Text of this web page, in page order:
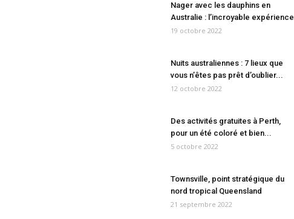
Nager avec les dauphins en
Australie : l’incroyable expérience
19 octobre 2022
Nuits australiennes : 7 lieux que
vous n’êtes pas prêt d’oublier...
12 octobre 2022
Des activités gratuites à Perth,
pour un été coloré et bien...
5 octobre 2022
Townsville, point stratégique du
nord tropical Queensland
21 septembre 2022